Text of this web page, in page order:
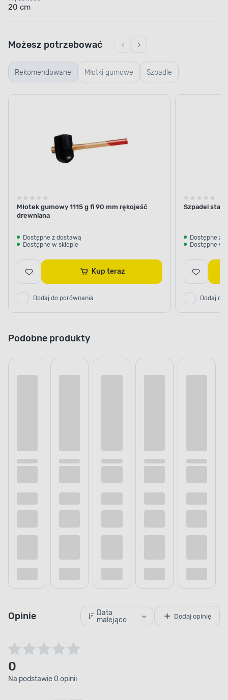
20 cm
Rekomendowane Młotki gumowe Szpadle
Możesz potrzebować
Młotek gumowy 1115 g fi 90 mm rękojeść
drewniana
Dostępne z dostawą
Dostępne w sklepie
Kup teraz
Dodaj do porównania
Szpadel
Dostępne z
Dostępne w
Dodaj do
Podobne produkty
Opinie
Data
malejąco
Dodaj opinię
0
Na podstawie 0 opinii